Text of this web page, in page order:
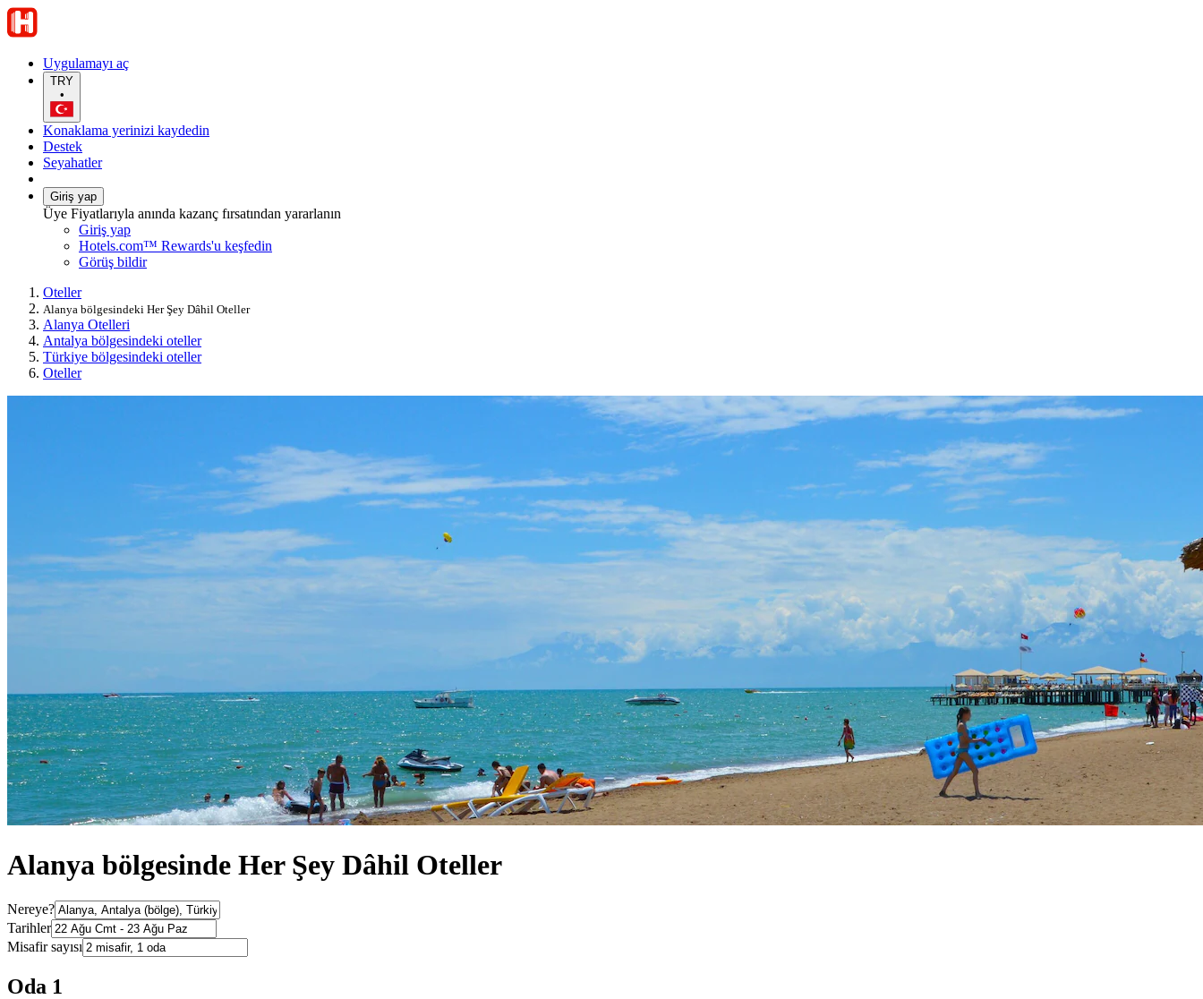
Uygulamayı aç
TRY
•
Konaklama yerinizi kaydedin
Destek
Seyahatler
Giriş yap
Üye Fiyatlarıyla anında kazanç fırsatından yararlanın
Giriş yap
Hotels.com™ Rewards'u keşfedin
Görüş bildir
Oteller
Alanya bölgesindeki Her Şey Dâhil Oteller
Alanya Otelleri
Antalya bölgesindeki oteller
Türkiye bölgesindeki oteller
Oteller
Alanya bölgesinde Her Şey Dâhil Oteller
Nereye?
Tarihler
Misafir sayısı
Oda 1